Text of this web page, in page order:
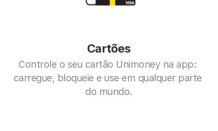
Cartões
Controle o seu cartão Unimoney na app:
carregue, bloqueie e use em qualquer parte
do mundo.